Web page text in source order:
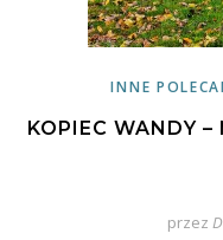
INNE
KOPIEC WANDY
przez